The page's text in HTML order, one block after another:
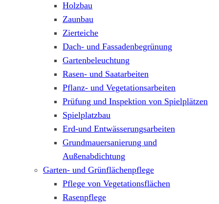
Holzbau
Zaunbau
Zierteiche
Dach- und Fassadenbegrünung
Gartenbeleuchtung
Rasen- und Saatarbeiten
Pflanz- und Vegetationsarbeiten
Prüfung und Inspektion von Spielplätzen
Spielplatzbau
Erd-und Entwässerungsarbeiten
Grundmauersanierung und
Außenabdichtung
Garten- und Grünflächenpflege
Pflege von Vegetationsflächen
Rasenpflege